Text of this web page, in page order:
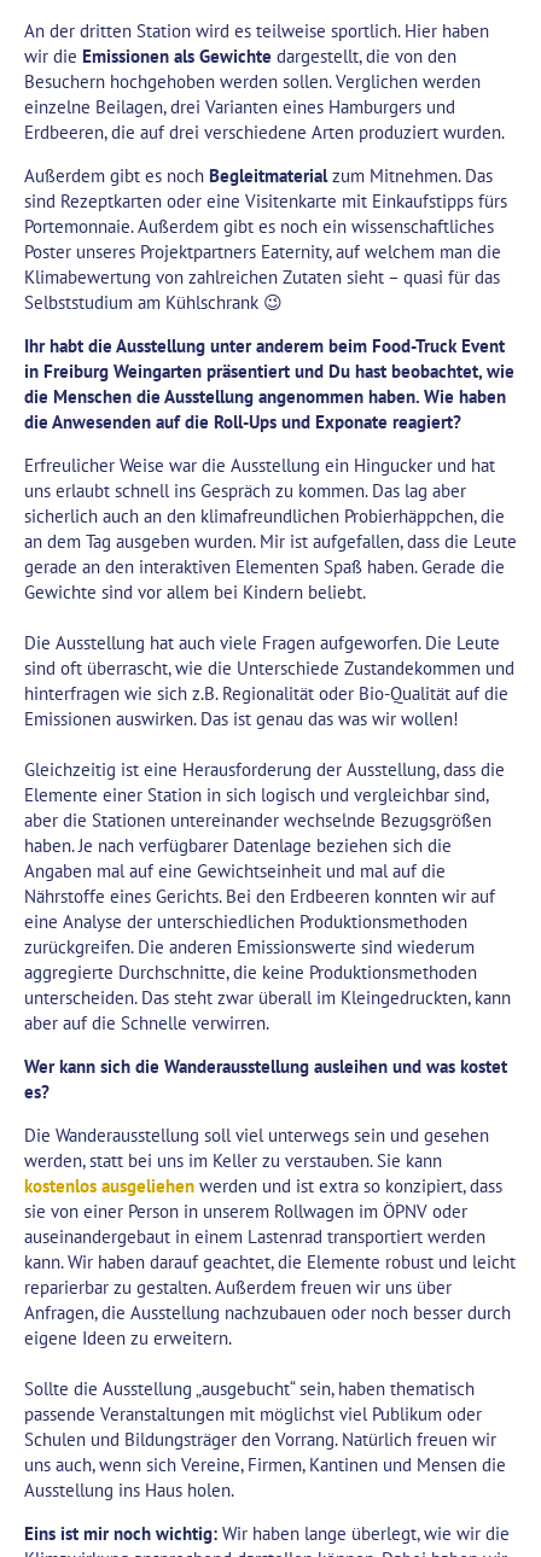
An der dritten Station wird es teilweise sportlich. Hier haben
wir die Emissionen als Gewichte dargestellt, die von den
Besuchern hochgehoben werden sollen. Verglichen werden
einzelne Beilagen, drei Varianten eines Hamburgers und
Erdbeeren, die auf drei verschiedene Arten produziert wurden.
Außerdem gibt es noch Begleitmaterialzum Mitnehmen. Das
sind Rezeptkarten oder eine Visitenkarte mit Einkaufstipps fürs
Portemonnaie. Außerdem gibt es noch ein wissenschaftliches
Poster unseres Projektpartners Eaternity, auf welchem man die
Klimabewertung von zahlreichen Zutaten sieht – quasi für das
Selbststudium am Kühlschrank 😉
Ihr habt die Ausstellung unter anderem beim Food-Truck Event
in Freiburg Weingarten präsentiert und Du hast beobachtet, wie
die Menschen die Ausstellung angenommen haben. Wie haben
die Anwesenden auf die Roll-Ups und Exponate reagiert?
Erfreulicher Weise war die Ausstellung ein Hingucker und hat
uns erlaubt schnell ins Gespräch zu kommen. Das lag aber
sicherlich auch an den klimafreundlichen Probierhäppchen, die
an dem Tag ausgeben wurden. Mir ist aufgefallen, dass die Leute
gerade an den interaktiven Elementen Spaß haben. Gerade die
Gewichte sind vor allem bei Kindern beliebt.
Die Ausstellung hat auch viele Fragen aufgeworfen. Die Leute
sind oft überrascht, wie die Unterschiede Zustandekommen und
hinterfragen wie sich z.B. Regionalität oder Bio-Qualität auf die
Emissionen auswirken. Das ist genau das was wir wollen!
Gleichzeitig ist eine Herausforderung der Ausstellung, dass die
Elemente einer Station in sich logisch und vergleichbar sind,
aber die Stationen untereinander wechselnde Bezugsgrößen
haben. Je nach verfügbarer Datenlage beziehen sich die
Angaben mal auf eine Gewichtseinheit und mal auf die
Nährstoffe eines Gerichts. Bei den Erdbeeren konnten wir auf
eine Analyse der unterschiedlichen Produktionsmethoden
zurückgreifen. Die anderen Emissionswerte sind wiederum
aggregierte Durchschnitte, die keine Produktionsmethoden
unterscheiden. Das steht zwar überall im Kleingedruckten, kann
aber auf die Schnelle verwirren.
Wer kann sich die Wanderausstellung ausleihen und was kostet
es?
Die Wanderausstellung soll viel unterwegs sein und gesehen
werden, statt bei uns im Keller zu verstauben. Sie kann
kostenlos ausgeliehen werden und ist extra so konzipiert, dass
sie von einer Person in unserem Rollwagen im ÖPNV oder
auseinandergebaut in einem Lastenrad transportiert werden
kann. Wir haben darauf geachtet, die Elemente robust und leicht
reparierbar zu gestalten. Außerdem freuen wir uns über
Anfragen, die Ausstellung nachzubauen oder noch besser durch
eigene Ideen zu erweitern.
Sollte die Ausstellung „ausgebucht“ sein, haben thematisch
passende Veranstaltungen mit möglichst viel Publikum oder
Schulen und Bildungsträger den Vorrang. Natürlich freuen wir
uns auch, wenn sich Vereine, Firmen, Kantinen und Mensen die
Ausstellung ins Haus holen.
Eins ist mir noch wichtig: Wir haben lange überlegt, wie wir die